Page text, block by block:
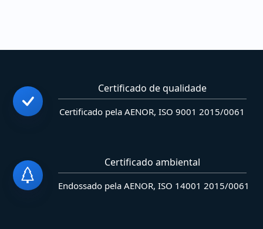
Certificado de qualidade
Certificado pela AENOR, ISO 9001 2015/0061
Certificado ambiental
Endossado pela AENOR, ISO 14001 2015/0061